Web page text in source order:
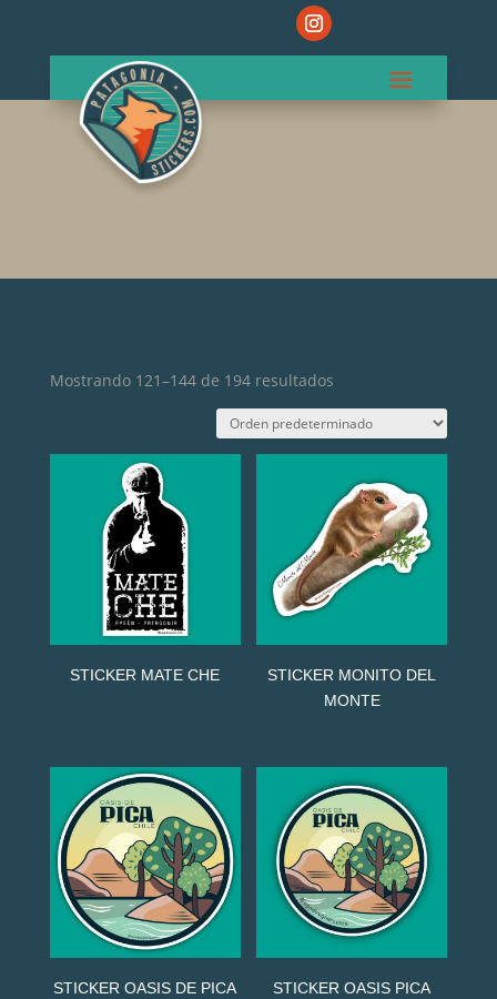
Mostrando 121–144 de 194 resultados
STICKER MATE CHE
STICKER MONITO DEL
MONTE
STICKER OASIS DE PICA
STICKER OASIS PICA